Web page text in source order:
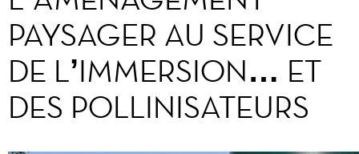
PAYSAGER AU SERVICE
DE L’IMMERSION… ET
DES POLLINISATEURS